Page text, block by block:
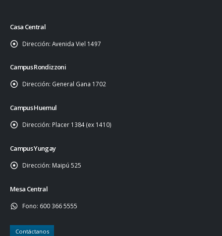
Casa Central
Dirección: Avenida Viel 1497
Campus Rondizzoni
Dirección: General Gana 1702
Campus Huemul
Dirección: Placer 1384 (ex 1410)
Campus Yungay
Dirección: Maipú 525
Mesa Central
Fono: 600 366 5555
Contáctanos